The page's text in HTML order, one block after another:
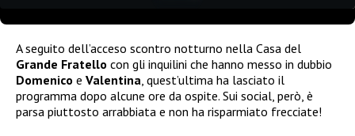
A seguito dell’acceso scontro notturno nella Casa del
Grande Fratello con gli inquilini che hanno messo in dubbio
Domenico e Valentina , quest’ultima ha lasciato il
programma dopo alcune ore da ospite. Sui social, però, è
parsa piuttosto arrabbiata e non ha risparmiato frecciate!